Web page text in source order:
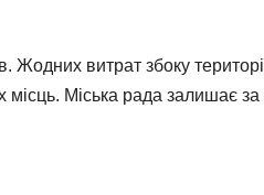
Жодних витрат збоку
місць. Міська рада залишає